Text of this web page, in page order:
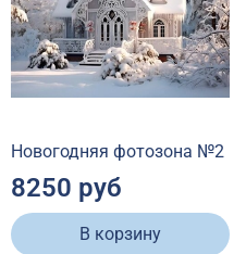
Новогодняя фотозона №2
8250 руб
В корзину